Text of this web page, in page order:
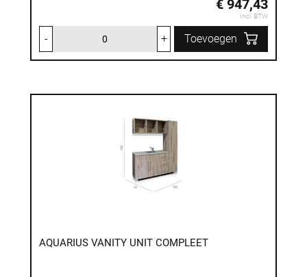
€ 947,43
Incl. BTW
- + Toevoegen
AQUARIUS VANITY UNIT COMPLEET